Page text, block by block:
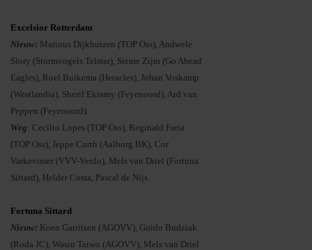
Excelsior Rotterdam
Nieuw: Marinus Dijkhuizen (TOP Oss), Andwele
Slory (Stormvogels Telstar), Sieme Zijm (Go Ahead
Eagles), Roel Buikema (Heracles), Johan Voskamp
(Westlandia), Sherif Ekramy (Feyenoord), Ard van
Peppen (Feyenoord).
Weg: Cecilio Lopes (TOP Oss), Reginald Faria
(TOP Oss), Jeppe Curth (Aalborg BK), Cor
Varkevisser (VVV-Venlo), Mels van Driel (Fortuna
Sittard), Helder Costa, Pascal de Nijs.
Fortuna Sittard
Nieuw: Koen Garritsen (AGOVV), Guido Budziak
(Roda JC), Wasiu Taiwo (AGOVV), Mels van Driel